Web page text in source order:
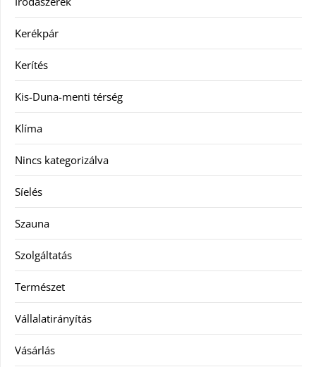
Kerékpár
Kerítés
Kis-Duna-menti térség
Klíma
Nincs kategorizálva
Síelés
Szauna
Szolgáltatás
Természet
Vállalatirányítás
Vásárlás